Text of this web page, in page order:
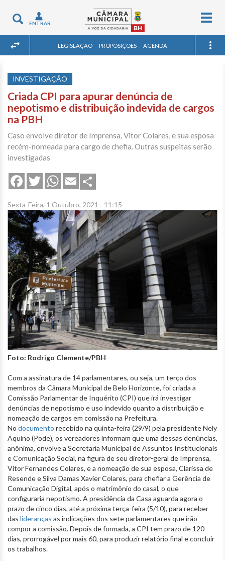
Toggle
navigation
ENTRAR
LEGISLAÇÃO PROPOSIÇÕES AGENDA
INVESTIGAÇÃO
Criada CPI para apurar denúncia de
nepotismo e distribuição indevida de cargos
na PBH
Caso envolve diretor de Imprensa, Vitor Colares, e sua esposa
recém-nomeada para cargo de chefia. Outras suspeitas serão
investigadas
FacebookTwitterWhatsApp
Email
Sexta-Feira, 1 Outubro, 2021 - 11:15
Foto: Rodrigo Clemente/PBH
Com a assinatura de 14 parlamentares, ou seja, um terço dos
membros da Câmara Municipal de Belo Horizonte, foi criada a
Comissão Parlamentar de Inquérito (CPI) que irá investigar
denúncias de nepotismo e uso indevido quanto a distribuição e
nomeação de cargos em comissão na Prefeitura.
No documento recebido na quinta-feira (29/9) pela presidente Nely
Aquino (Pode), os vereadores informam que uma dessas denúncias,
anônima, envolve a Secretaria Municipal de Assuntos Institucionais
e Comunicação Social, na figura de seu diretor-geral de Imprensa,
Vitor Fernandes Colares, e a nomeação de sua esposa, Clarissa de
Resende e Silva Damas Xavier Colares, para chefiar a Gerência de
Comunicação Digital, após o matrimônio do casal, o que
configuraria nepotismo. A presidência da Casa aguarda agora o
prazo de cinco dias, até a próxima terça-feira (5/10), para receber
das lideranças as indicações dos sete parlamentares que irão
compor a comissão. Depois de formada, a CPI tem prazo de 120
dias, prorrogável por mais 60, para produzir relatório final e concluir
os trabalhos.